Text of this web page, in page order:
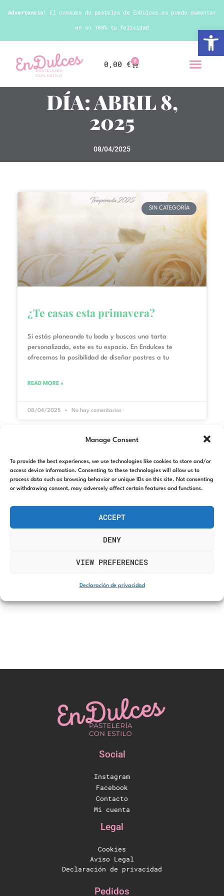
Manage Consent
To provide the best experiences, we use technologies like cookies to store and/or
access device information. Consenting to these technologies will allow us to
process data such as browsing behavior or unique IDs on this site. Not consenting
or withdrawing consent, may adversely affect certain features and functions.
ACCEPT
DENY
VIEW PREFERENCES
Declaración de privacidad
Abrir
Advertencia! El consumo de pasteles de EnDulces.es puede aumentar
en un 100% tu felicidad
0,00 € 0
DÍA: ABRIL 8,
2025
08/04/2025
SIN CATEGORÍA
¿Te casas esta primavera?
Si estás planeando tu boda y buscas una tarta
personalizada, este es tu espacio. En Endulces te
ofrecemos la posibilidad de diseñar postres a tu
READ MORE »
08/04/2025 No hay comentarios
Categorías disponibles
Social
Instagram
Facebook
Contacto
Mi cuenta
Legal
Cookies
Aviso Legal
Declaración de privacidad
Pedidos